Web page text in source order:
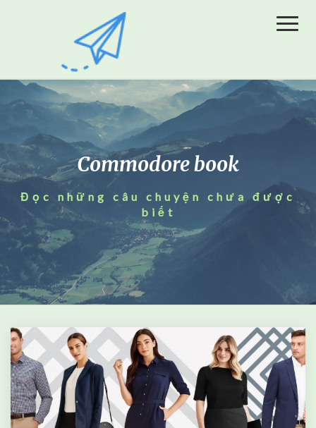
Commodore book
Đọc những câu chuyện chưa được
biết